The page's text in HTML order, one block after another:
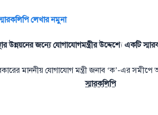
লেখার নমুনা
উন্নয়নের জন্যে যোগাযোগমন্ত্রীর উদ্দেশ্যে একটি
মাননীয় যোগাযোগ মন্ত্রী জনাব ‘ক’-এর
স্মারকলিপি